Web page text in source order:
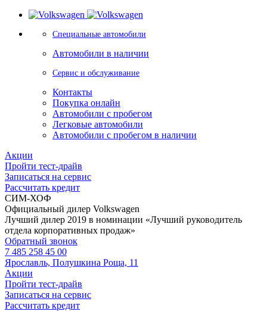
Специальные автомобили
Автомобили в наличии
Сервис и обслуживание
Контакты
Покупка онлайн
Автомобили с пробегом
Легковые автомобили
Автомобили с пробегом в наличии
Акции
Пройти тест-драйв
Записаться на сервис
Рассчитать кредит
СИМ-ХОФ
Официальный дилер Volkswagen
Лучший дилер 2019 в номинации «Лучший руководитель
отдела корпоративных продаж»
Обратный звонок
7 485 258 45 00
Ярославль, Полушкина Роща, 11
Акции
Пройти тест-драйв
Записаться на сервис
Рассчитать кредит